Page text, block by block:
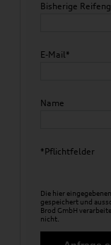
Bisherige
E-Mail*
Name
*Pflichtfelder
Die hier
gespeichert und
Brod GmbH
nicht.